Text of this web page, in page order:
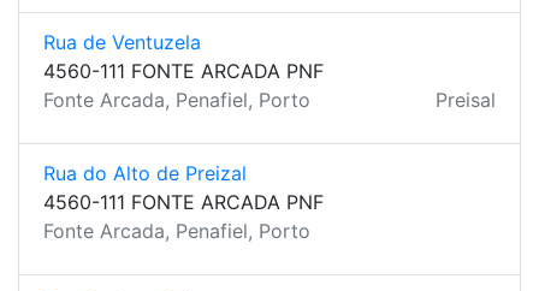
Rua de Ventuzela
4560-111 FONTE ARCADA PNF
Fonte Arcada, Penafiel, Porto
Preisal
Rua do Alto de Preizal
4560-111 FONTE ARCADA PNF
Fonte Arcada, Penafiel, Porto